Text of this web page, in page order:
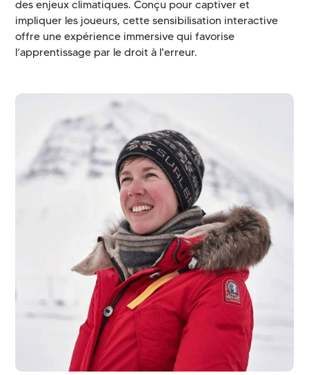
des enjeux climatiques. Conçu pour captiver et
impliquer les joueurs, cette sensibilisation interactive
offre une expérience immersive qui favorise
l’apprentissage par le droit à l'erreur.